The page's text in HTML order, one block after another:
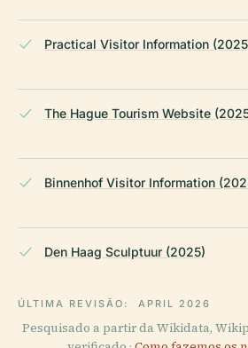
Practical Visitor Information
The Hague Tourism Website
Binnenhof Visitor Information
Den Haag Sculptuur (2025)
ÚLTIMA REVISÃO: APRIL 2026
Pesquisado a partir da Wikidata,